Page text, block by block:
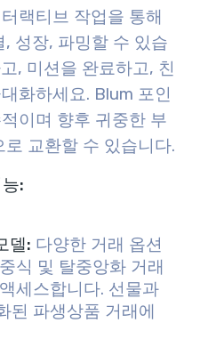
랙티브 작업을 통해
성장, 파밍할 수 있습
, 미션을 완료하고, 친
화하세요. Blum 포인
이며 향후 귀중한 부
교환할 수 있습니다.
:
델: 다양한 거래 옵션
식 및 탈중앙화 거래
세스합니다. 선물과
된 파생상품 거래에